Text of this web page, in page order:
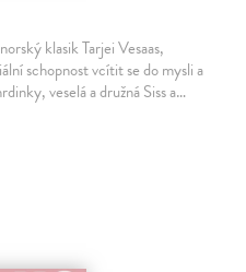
klasik Tarjei Vesaas,
schopnost vcítit se do mysli a
veselá a družná Siss a…